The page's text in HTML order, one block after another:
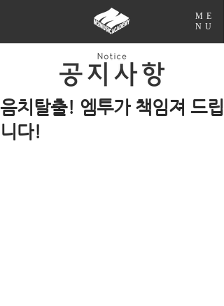
ME
NU
음치탈출! 엠투가 책임져 드립
니다!